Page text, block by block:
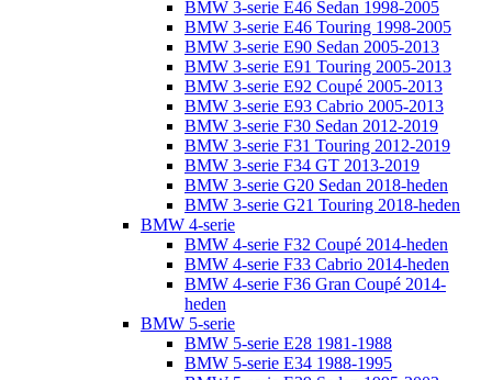
BMW 3-serie E46 Sedan 1998-2005
BMW 3-serie E46 Touring 1998-2005
BMW 3-serie E90 Sedan 2005-2013
BMW 3-serie E91 Touring 2005-2013
BMW 3-serie E92 Coupé 2005-2013
BMW 3-serie E93 Cabrio 2005-2013
BMW 3-serie F30 Sedan 2012-2019
BMW 3-serie F31 Touring 2012-2019
BMW 3-serie F34 GT 2013-2019
BMW 3-serie G20 Sedan 2018-heden
BMW 3-serie G21 Touring 2018-heden
BMW 4-serie
BMW 4-serie F32 Coupé 2014-heden
BMW 4-serie F33 Cabrio 2014-heden
BMW 4-serie F36 Gran Coupé 2014-
heden
BMW 5-serie
BMW 5-serie E28 1981-1988
BMW 5-serie E34 1988-1995